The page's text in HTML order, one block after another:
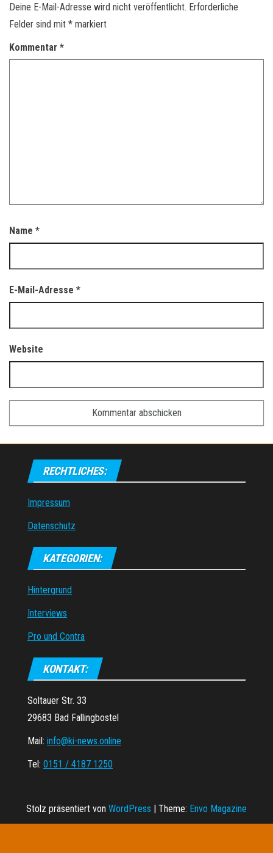
Deine E-Mail-Adresse wird nicht veröffentlicht. Erforderliche
Felder sind mit * markiert
Kommentar *
Name *
E-Mail-Adresse *
Website
RECHTLICHES:
Impressum
Datenschutz
KATEGORIEN:
Hintergrund
Interviews
Pro und Contra
KONTAKT:
Soltauer Str. 33
29683 Bad Fallingbostel
Mail: info@ki-news.online
Tel: 0151 / 4187 1250
Stolz präsentiert von WordPress | Theme: Envo Magazine